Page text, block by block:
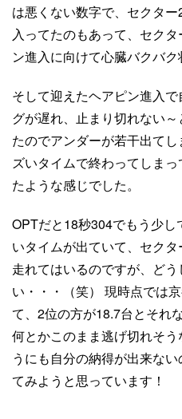
は悪くない数字で、セクタ
入ってたのもあって、セク
ン進入に向けて心臓バクバク
そして迎えたヘアピン進入
グが遅れ、止まり切れない
たのでアンダーが若干出て
ズいタイムで終わってしま
たような感じでした。
OPTだと18秒304でもう少
いタイムが出ていて、セク
走れてはいるのですが、ど
い・・・（笑） 現時点では
て、2位の方が18.7台とそれ
何とかこのまま逃げ切れそ
うにも自分の納得が出来な
てみようと思っています！